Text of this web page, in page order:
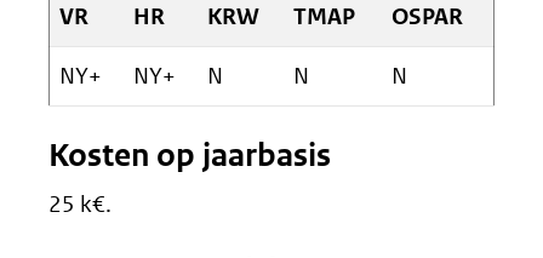
VR HR KRW TMAP OSPAR
NY+ NY+ N N N
Kosten op jaarbasis
25 k€.